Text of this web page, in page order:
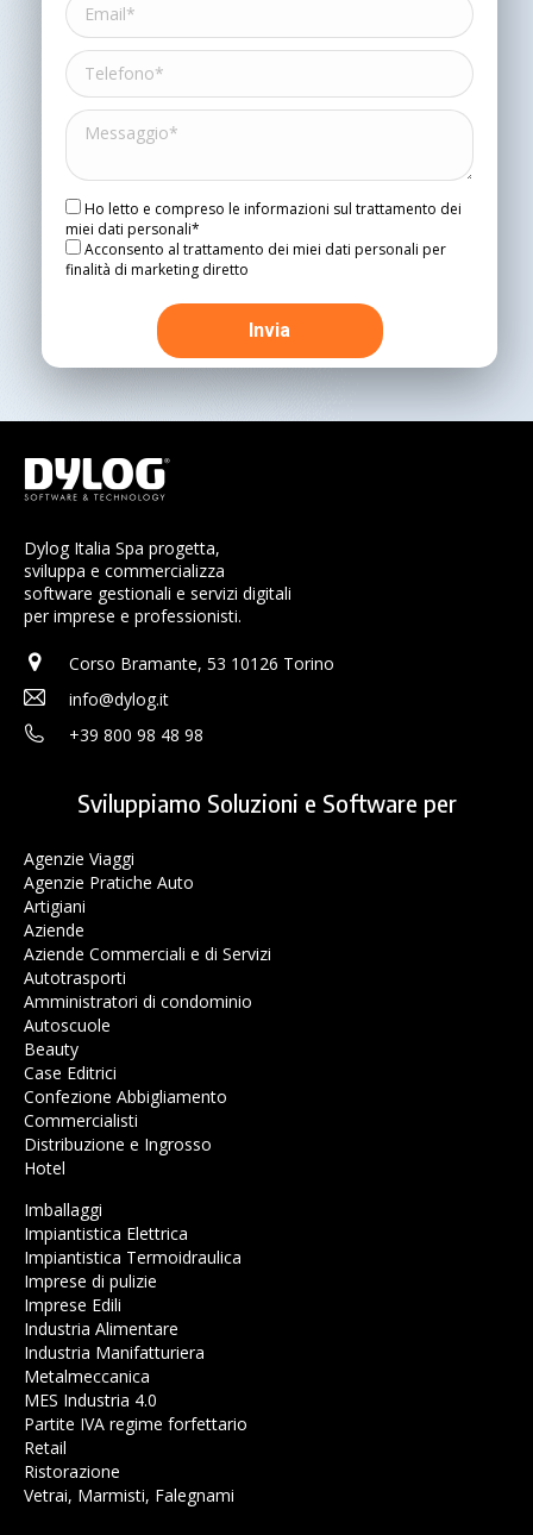
Ho letto e compreso le informazioni sul trattamento dei
miei dati personali*
Acconsento al trattamento dei miei dati personali per
finalità di marketing diretto
Dylog Italia Spa progetta,
sviluppa e commercializza
software gestionali e servizi digitali
per imprese e professionisti.
Corso Bramante, 53 10126 Torino
info@dylog.it
+39 800 98 48 98
Sviluppiamo Soluzioni e Software per
Agenzie Viaggi
Agenzie Pratiche Auto
Artigiani
Aziende
Aziende Commerciali e di Servizi
Autotrasporti
Amministratori di condominio
Autoscuole
Beauty
Case Editrici
Confezione Abbigliamento
Commercialisti
Distribuzione e Ingrosso
Hotel
Imballaggi
Impiantistica Elettrica
Impiantistica Termoidraulica
Imprese di pulizie
Imprese Edili
Industria Alimentare
Industria Manifatturiera
Metalmeccanica
MES Industria 4.0
Partite IVA regime forfettario
Retail
Ristorazione
Vetrai, Marmisti, Falegnami